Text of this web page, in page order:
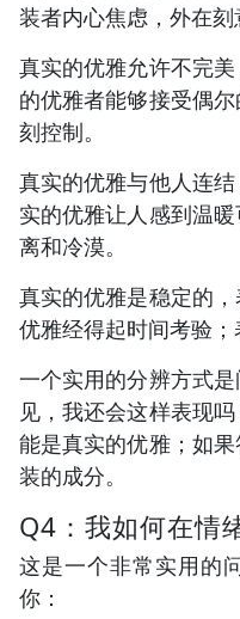
装者内心焦虑，外在刻
真实的优雅允许不完
的优雅者能够接受偶
刻控制。
真实的优雅与他人连
实的优雅让人感到温
离和冷漠。
真实的优雅是稳定的
优雅经得起时间考验；
一个实用的分辨方式
见，我还会这样表现
能是真实的优雅；如
装的成分。
Q4：我如何在情
这是一个非常实用的
你：